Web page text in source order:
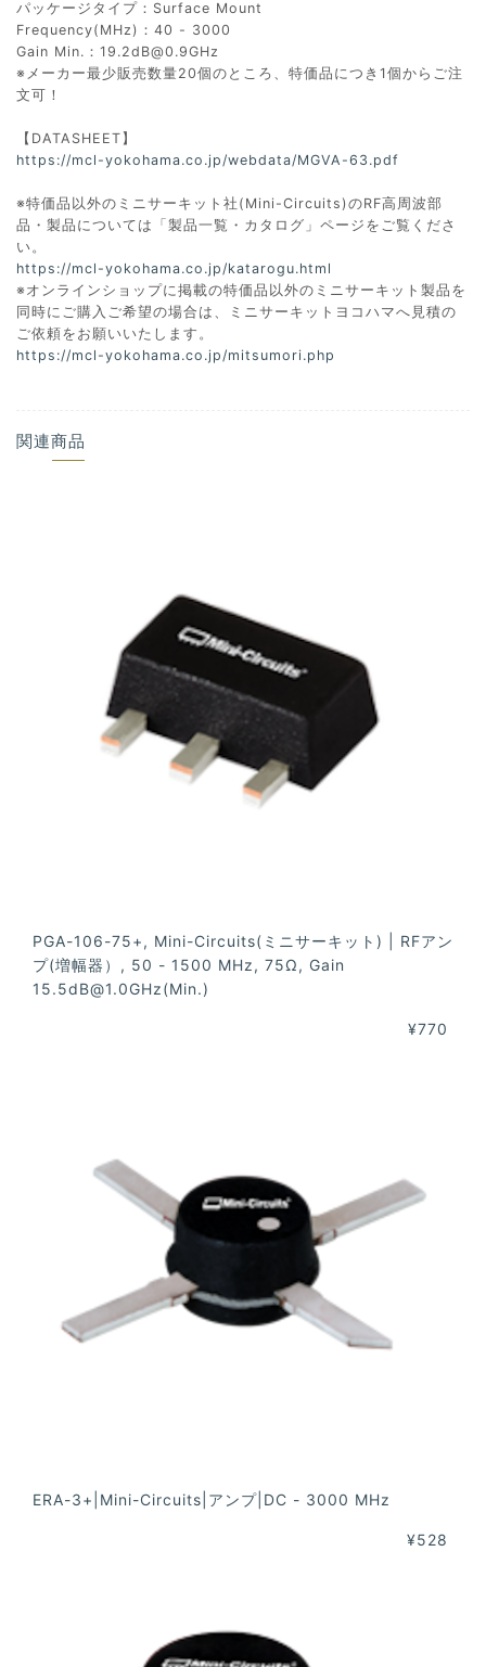
パッケージタイプ：Surface Mount
Frequency(MHz)：40 - 3000
Gain Min.： 19.2dB@0.9GHz
※メーカー最少販売数量20個のところ、特価品につき1個からご注
文可！
【DATASHEET】
https://mcl-yokohama.co.jp/webdata/MGVA-63.pdf
※特価品以外のミニサーキット社(Mini-Circuits)のRF高周波部
品・製品については「製品一覧・カタログ」ページをご覧くださ
い。
https://mcl-yokohama.co.jp/katarogu.html
※オンラインショップに掲載の特価品以外のミニサーキット製品を
同時にご購入ご希望の場合は、ミニサーキットヨコハマへ見積の
ご依頼をお願いいたします。
https://mcl-yokohama.co.jp/mitsumori.php
関連商品
PGA-106-75+, Mini-Circuits(ミニサーキット) | RFアン
プ(増幅器）, 50 - 1500 MHz, 75Ω, Gain
15.5dB@1.0GHz(Min.)
¥770
ERA-3+|Mini-Circuits|アンプ|DC - 3000 MHz
¥528